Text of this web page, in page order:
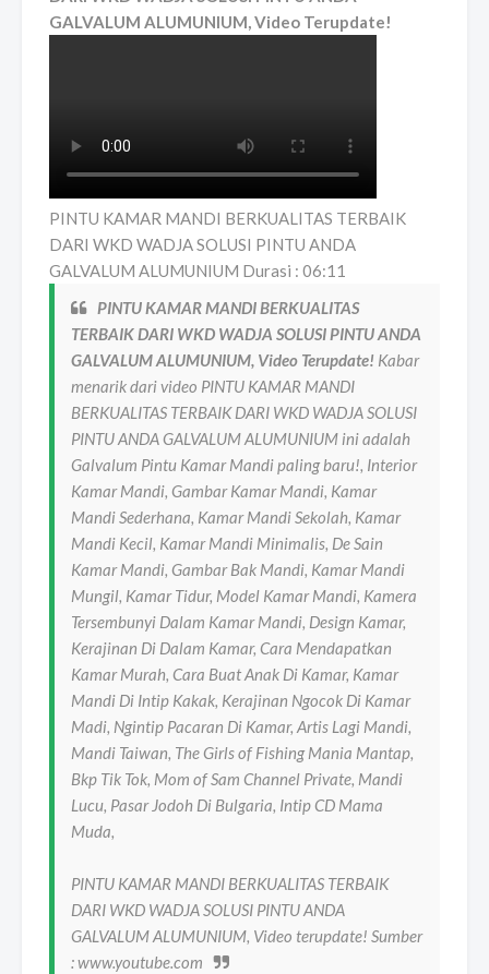
GALVALUM ALUMUNIUM, Video Terupdate!
PINTU KAMAR MANDI BERKUALITAS TERBAIK
DARI WKD WADJA SOLUSI PINTU ANDA
GALVALUM ALUMUNIUM Durasi : 06:11
PINTU KAMAR MANDI BERKUALITAS
TERBAIK DARI WKD WADJA SOLUSI PINTU ANDA
GALVALUM ALUMUNIUM, Video Terupdate! Kabar
menarik dari video PINTU KAMAR MANDI
BERKUALITAS TERBAIK DARI WKD WADJA SOLUSI
PINTU ANDA GALVALUM ALUMUNIUM ini adalah
Galvalum Pintu Kamar Mandi paling baru!, Interior
Kamar Mandi, Gambar Kamar Mandi, Kamar
Mandi Sederhana, Kamar Mandi Sekolah, Kamar
Mandi Kecil, Kamar Mandi Minimalis, De Sain
Kamar Mandi, Gambar Bak Mandi, Kamar Mandi
Mungil, Kamar Tidur, Model Kamar Mandi, Kamera
Tersembunyi Dalam Kamar Mandi, Design Kamar,
Kerajinan Di Dalam Kamar, Cara Mendapatkan
Kamar Murah, Cara Buat Anak Di Kamar, Kamar
Mandi Di Intip Kakak, Kerajinan Ngocok Di Kamar
Madi, Ngintip Pacaran Di Kamar, Artis Lagi Mandi,
Mandi Taiwan, The Girls of Fishing Mania Mantap,
Bkp Tik Tok, Mom of Sam Channel Private, Mandi
Lucu, Pasar Jodoh Di Bulgaria, Intip CD Mama
Muda,
PINTU KAMAR MANDI BERKUALITAS TERBAIK
DARI WKD WADJA SOLUSI PINTU ANDA
GALVALUM ALUMUNIUM, Video terupdate! Sumber
: www.youtube.com